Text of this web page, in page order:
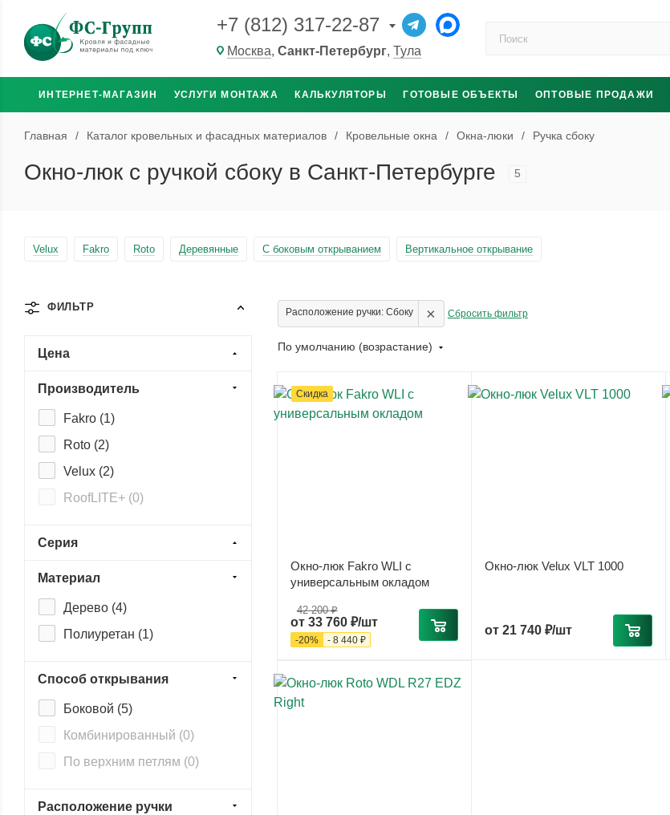
+7 (812) 317-22-87
Москва, Санкт-Петербург, Тула
ИНТЕРНЕТ-МАГАЗИН УСЛУГИ МОНТАЖА КАЛЬКУЛЯТОРЫ ГОТОВЫЕ ОБЪЕКТЫ ОПТОВЫЕ ПРОДАЖИ
Главная / Каталог кровельных и фасадных материалов / Кровельные окна / Окна-люки / Ручка сбоку
Окно-люк с ручкой сбоку в Санкт-Петербурге 5
Velux Fakro Roto Деревянные С боковым открыванием Вертикальное открывание
Расположение ручки: Сбоку × Сбросить фильтр
По умолчанию (возрастание)
Скидка
Окно-люк Fakro WLI с
универсальным окладом
от 33 760 ₽/шт
42 200 ₽
-20% - 8 440 ₽
Окно-люк Velux VLT 1000
от 21 740 ₽/шт
ФИЛЬТР
Цена
Производитель
Fakro (1)
Roto (2)
Velux (2)
RoofLITE+ (0)
Серия
Материал
Дерево (4)
Полиуретан (1)
Способ открывания
Боковой (5)
Комбинированный (0)
По верхним петлям (0)
Расположение ручки